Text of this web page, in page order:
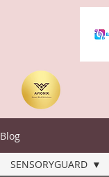
Blog
SENSORYGUARD